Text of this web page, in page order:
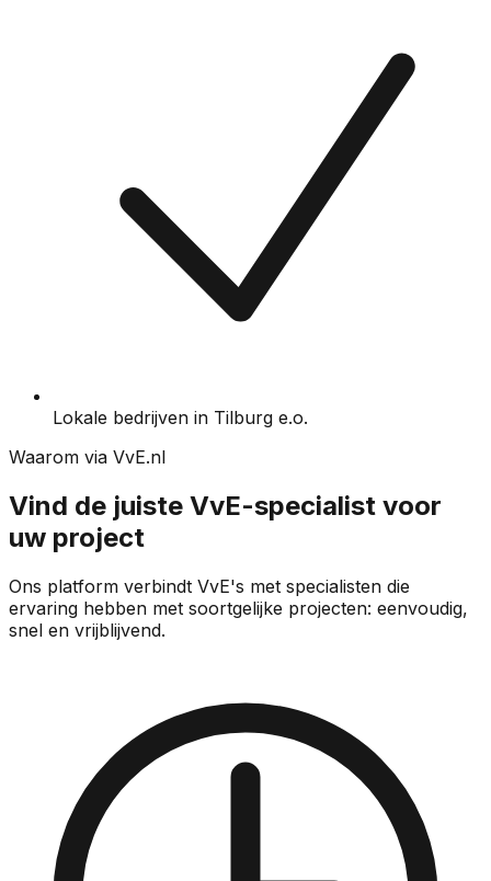
Lokale bedrijven in Tilburg e.o.
Waarom via VvE.nl
Vind de juiste VvE-specialist voor
uw project
Ons platform verbindt VvE's met specialisten die
ervaring hebben met soortgelijke projecten: eenvoudig,
snel en vrijblijvend.